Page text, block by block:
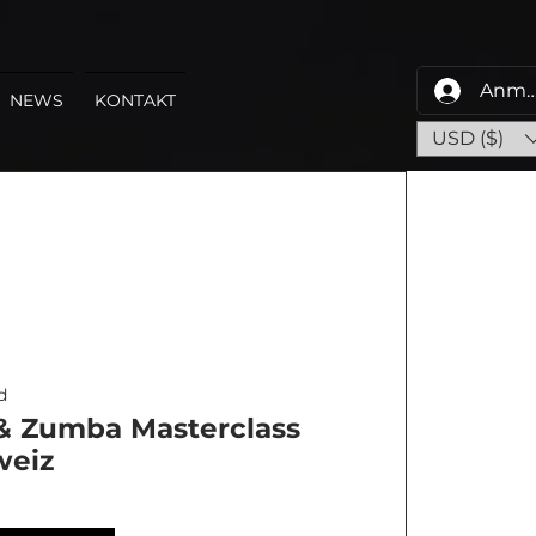
NEWS KONTAKT
USD ($)
Zumba Masterclass